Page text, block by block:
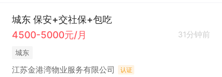
城东 保安+交社保+包吃
4500-5000元/月
31分钟前
城东
江苏金港湾物业服务有限公司 认证